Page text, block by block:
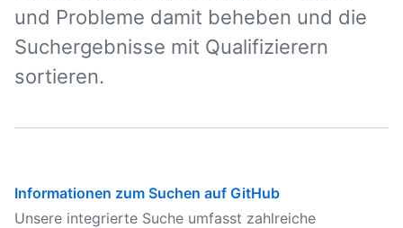
und Probleme damit beheben und die
Suchergebnisse mit Qualifizierern
sortieren.
Informationen zum Suchen auf GitHub
Unsere integrierte Suche umfasst zahlreiche